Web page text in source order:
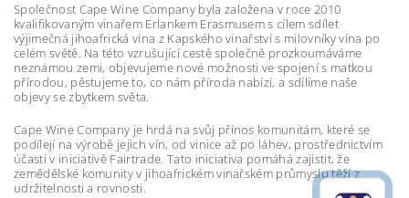
Společnost Cape Wine Company byla založena v roce 2010
kvalifikovaným vinařem Erlankem Erasmusem s cílem sdílet
výjimečná jihoafrická vína z Kapského vinařství s milovníky vína po
celém světě. Na této vzrušující cestě společně prozkoumáváme
neznámou zemi, objevujeme nové možnosti ve spojení s matkou
přírodou, pěstujeme to, co nám příroda nabízí, a sdílíme naše
objevy se zbytkem světa.
Cape Wine Company je hrdá na svůj přínos komunitám, které se
podílejí na výrobě jejich vín, od vinice až po láhev, prostřednictvím
účasti v iniciativě Fairtrade. Tato iniciativa pomáhá zajistit, že
zemědělské komunity v jihoafrickém vinařském průmyslu těží z
udržitelnosti a rovnosti.